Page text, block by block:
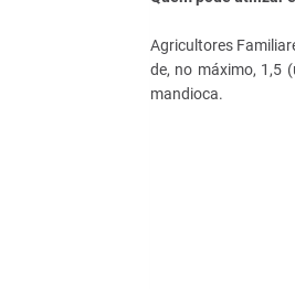
Agricultores
de, no máximo, 1,5
mandioca.